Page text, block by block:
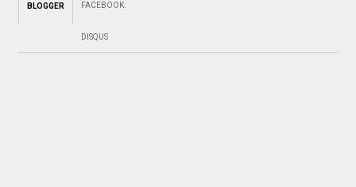
BLOGGER FACEBOOK:
DISQUS